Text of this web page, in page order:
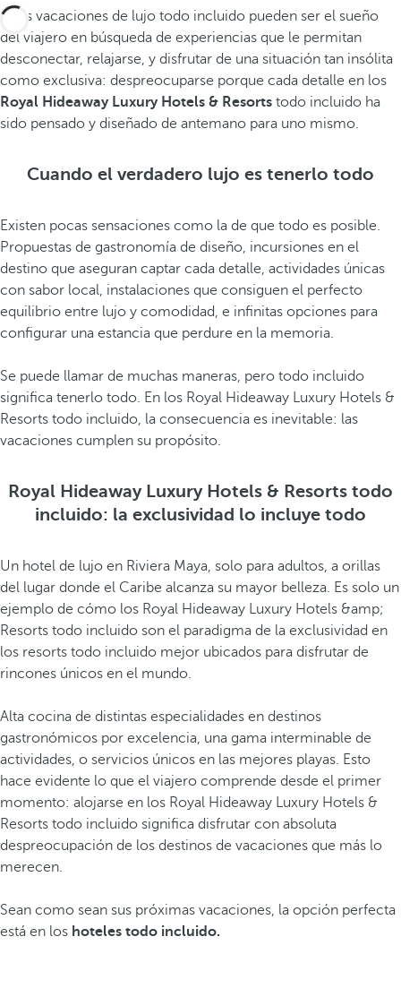
Unas vacaciones de lujo todo incluido pueden ser el sueño
del viajero en búsqueda de experiencias que le permitan
desconectar, relajarse, y disfrutar de una situación tan insólita
como exclusiva: despreocuparse porque cada detalle en los
Royal Hideaway Luxury Hotels & Resorts todo incluido ha
sido pensado y diseñado de antemano para uno mismo.
Cuando el verdadero lujo es tenerlo todo
Existen pocas sensaciones como la de que todo es posible.
Propuestas de gastronomía de diseño, incursiones en el
destino que aseguran captar cada detalle, actividades únicas
con sabor local, instalaciones que consiguen el perfecto
equilibrio entre lujo y comodidad, e infinitas opciones para
configurar una estancia que perdure en la memoria.
Se puede llamar de muchas maneras, pero todo incluido
significa tenerlo todo. En los Royal Hideaway Luxury Hotels &
Resorts todo incluido, la consecuencia es inevitable: las
vacaciones cumplen su propósito.
Royal Hideaway Luxury Hotels & Resorts todo
incluido: la exclusividad lo incluye todo
Un hotel de lujo en Riviera Maya, solo para adultos, a orillas
del lugar donde el Caribe alcanza su mayor belleza. Es solo un
ejemplo de cómo los Royal Hideaway Luxury Hotels &amp;
Resorts todo incluido son el paradigma de la exclusividad en
los resorts todo incluido mejor ubicados para disfrutar de
rincones únicos en el mundo.
Alta cocina de distintas especialidades en destinos
gastronómicos por excelencia, una gama interminable de
actividades, o servicios únicos en las mejores playas. Esto
hace evidente lo que el viajero comprende desde el primer
momento: alojarse en los Royal Hideaway Luxury Hotels &
Resorts todo incluido significa disfrutar con absoluta
despreocupación de los destinos de vacaciones que más lo
merecen.
Sean como sean sus próximas vacaciones, la opción perfecta
está en los hoteles todo incluido.